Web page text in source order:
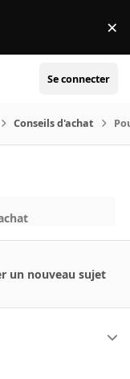
×
Se connecter
Conseils d'achat
un nouveau sujet